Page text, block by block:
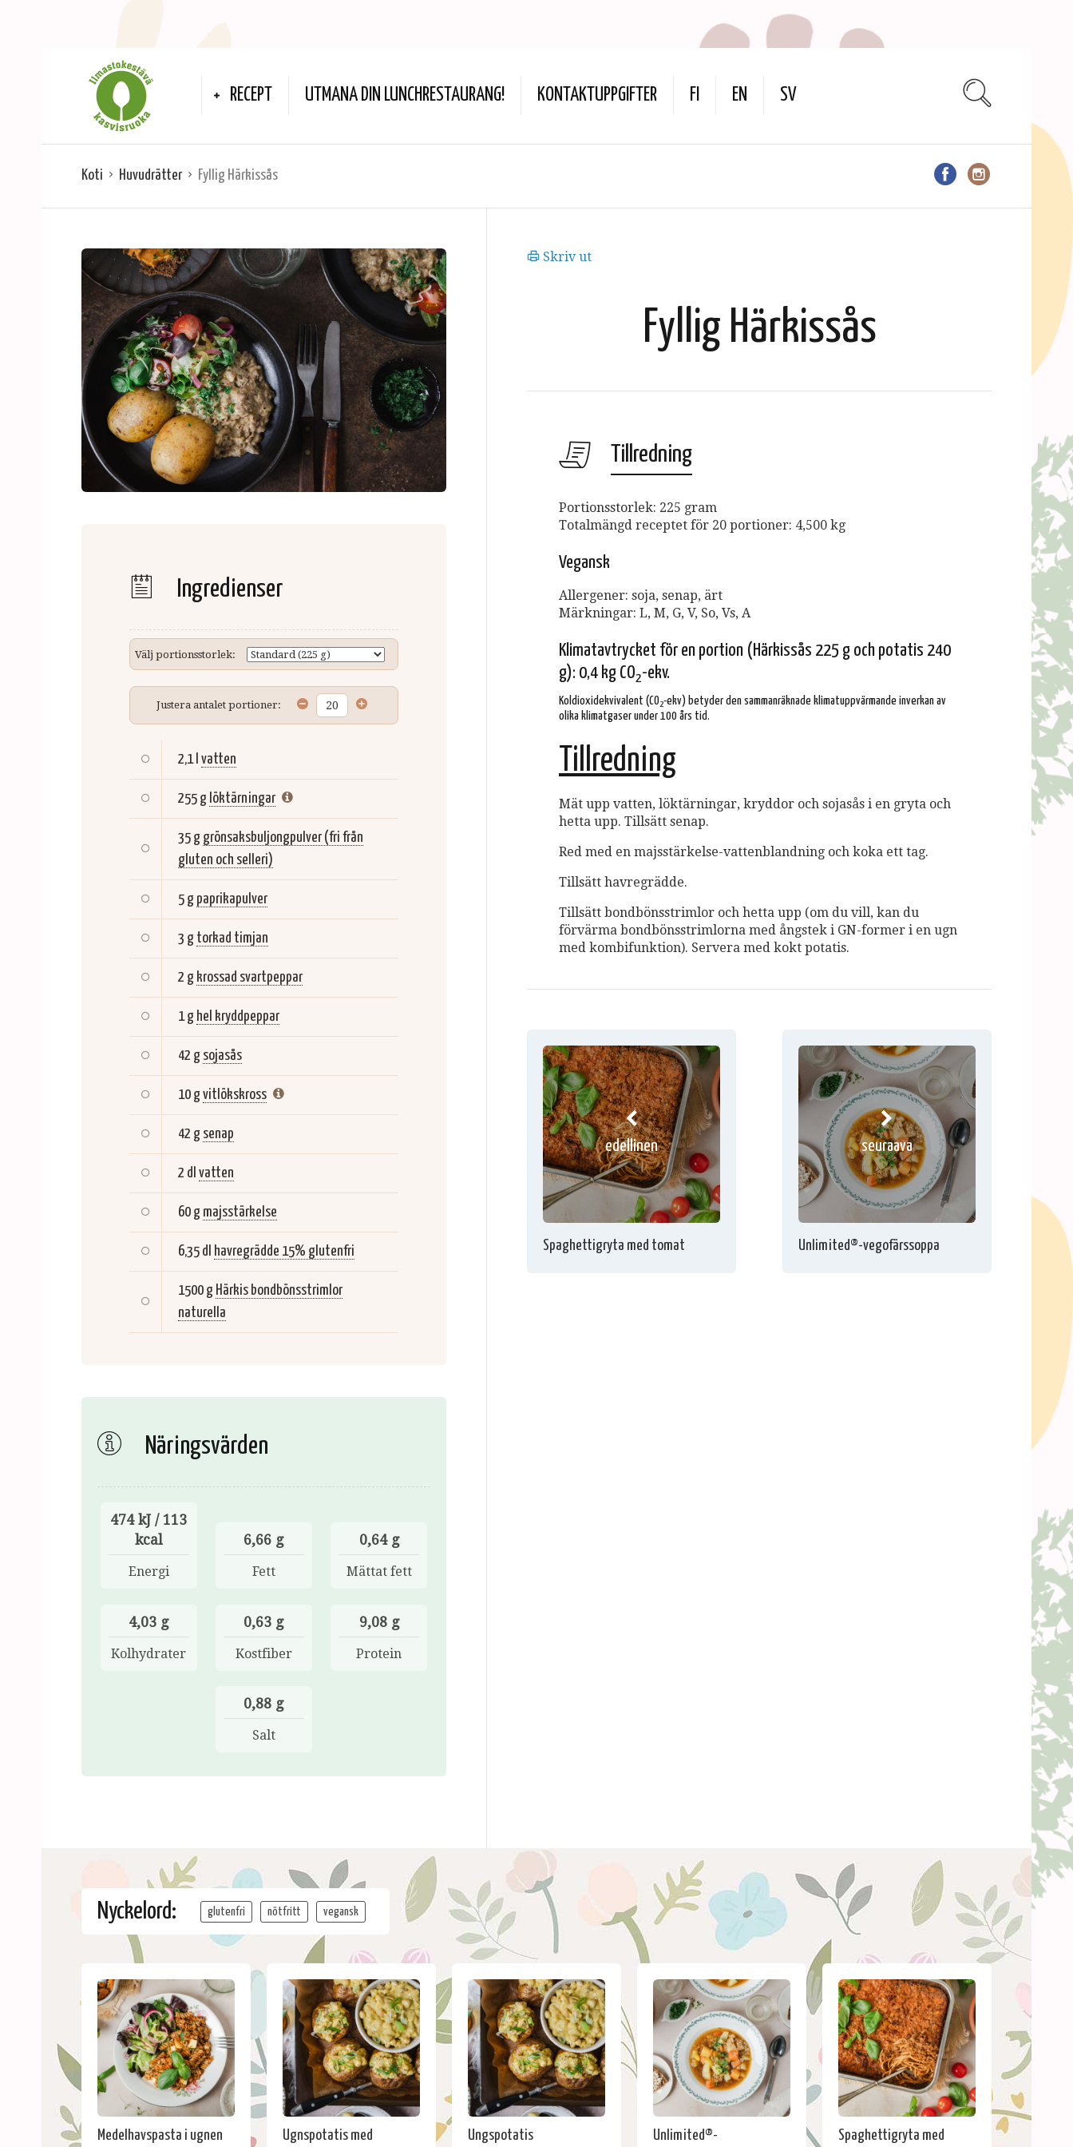
RECEPT UTMANA DIN LUNCHRESTAURANG! KONTAKTUPPGIFTER FI EN SV
Koti Huvudrätter Fyllig Härkissås
Ingredienser
Välj portionsstorlek:
Justera antalet portioner:
2,1 l vatten
255 g löktärningar
35 g grönsaksbuljongpulver (fri från
gluten och selleri)
5 g paprikapulver
3 g torkad timjan
2 g krossad svartpeppar
1 g hel kryddpeppar
42 g sojasås
10 gvitlökskross
42 g senap
2 dl vatten
60 g majsstärkelse
6,35 dl havregrädde 15% glutenfri
1500 g Härkis bondbönsstrimlor
naturella
Näringsvärden
474 kJ / 113
kcal
Energi
6,66 g
Fett
0,64 g
Mättat fett
4,03 g
Kolhydrater
0,63 g
Kostfiber
9,08 g
Protein
0,88 g
Salt
Skriv ut
Fyllig Härkissås
Tillredning
Portionsstorlek: 225 gram
Totalmängd receptet för 20 portioner: 4,500 kg
Vegansk
Allergener: soja, senap, ärt
Märkningar: L, M, G, V, So, Vs, A
Klimatavtrycket för en portion (Härkissås 225 g och potatis 240
g): 0,4 kg CO2-ekv.
Koldioxidekvivalent (CO2-ekv) betyder den sammanräknade klimatuppvärmande inverkan av
olika klimatgaser under 100 års tid.
Tillredning
Mät upp vatten, löktärningar, kryddor och sojasås i en gryta och
hetta upp. Tillsätt senap.
Red med en majsstärkelse-vattenblandning och koka ett tag.
Tillsätt havregrädde.
Tillsätt bondbönsstrimlor och hetta upp (om du vill, kan du
förvärma bondbönsstrimlorna med ångstek i GN-former i en ugn
med kombifunktion). Servera med kokt potatis.
edellinen
Spaghettigryta med tomat
seuraava
Unlimited®-vegofärssoppa
Nyckelord: glutenfri nötfritt vegansk
Medelhavspasta i ugnen Ugnspotatis med Ungspotatis Unlimited®- Spaghettigryta med